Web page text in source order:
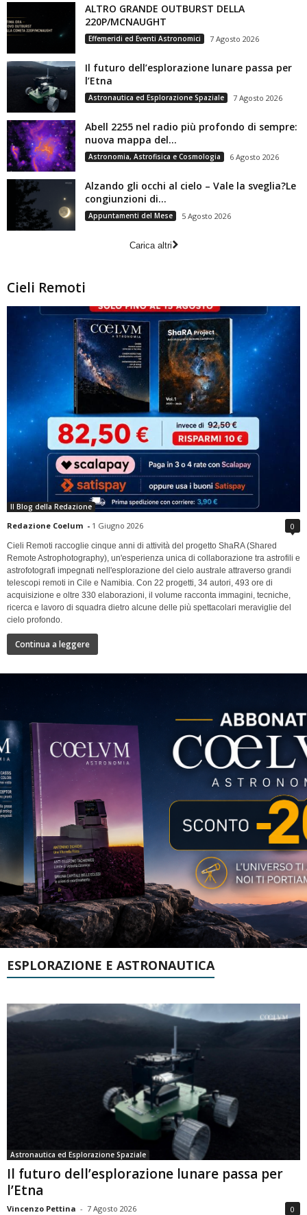
ALTRO GRANDE OUTBURST DELLA
220P/MCNAUGHT
Effemeridi ed Eventi Astronomici 7 Agosto 2026
Il futuro dell’esplorazione lunare passa per
l’Etna
Astronautica ed Esplorazione Spaziale 7 Agosto 2026
Abell 2255 nel radio più profondo di sempre:
nuova mappa del...
Astronomia, Astrofisica e Cosmologia 6 Agosto 2026
Alzando gli occhi al cielo – Vale la sveglia?Le
congiunzioni di...
Appuntamenti del Mese 5 Agosto 2026
Carica altri
Cieli Remoti
Il Blog della Redazione
Redazione Coelum - 1 Giugno 2026 0
Cieli Remoti raccoglie cinque anni di attività del progetto ShaRA (Shared
Remote Astrophotography), un'esperienza unica di collaborazione tra astrofili e
astrofotografi impegnati nell'esplorazione del cielo australe attraverso grandi
telescopi remoti in Cile e Namibia. Con 22 progetti, 34 autori, 493 ore di
acquisizione e oltre 330 elaborazioni, il volume racconta immagini, tecniche,
ricerca e lavoro di squadra dietro alcune delle più spettacolari meraviglie del
cielo profondo.
Continua a leggere
ESPLORAZIONE E ASTRONAUTICA
Astronautica ed Esplorazione Spaziale
Il futuro dell’esplorazione lunare passa per
l’Etna
Vincenzo Pettina - 7 Agosto 2026 0